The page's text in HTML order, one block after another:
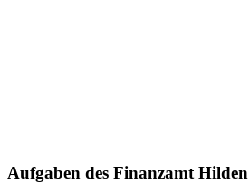
Aufgaben des Finanzamt Hilden